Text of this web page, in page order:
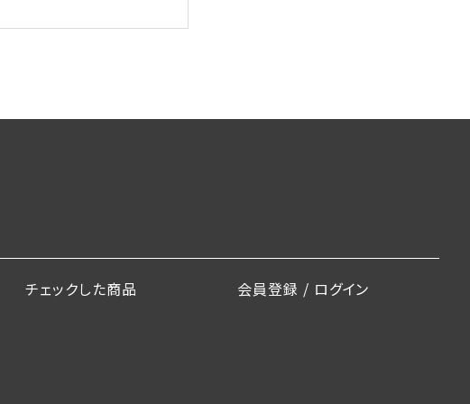
チェックした商品
会員登録 / ログイン